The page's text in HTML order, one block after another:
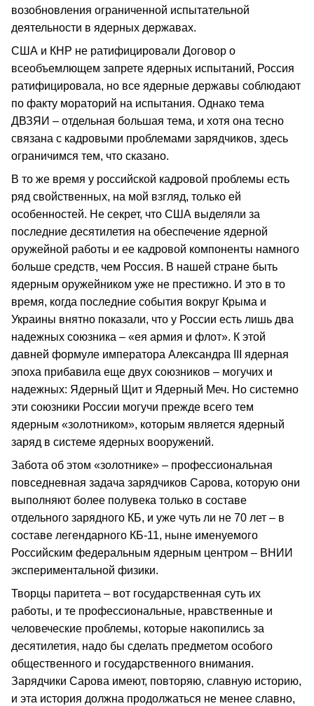
возобновления ограниченной испытательной
деятельности в ядерных державах.
США и КНР не ратифицировали Договор о
всеобъемлющем запрете ядерных испытаний, Россия
ратифицировала, но все ядерные державы соблюдают
по факту мораторий на испытания. Однако тема
ДВЗЯИ – отдельная большая тема, и хотя она тесно
связана с кадровыми проблемами зарядчиков, здесь
ограничимся тем, что сказано.
В то же время у российской кадровой проблемы есть
ряд свойственных, на мой взгляд, только ей
особенностей. Не секрет, что США выделяли за
последние десятилетия на обеспечение ядерной
оружейной работы и ее кадровой компоненты намного
больше средств, чем Россия. В нашей стране быть
ядерным оружейником уже не престижно. И это в то
время, когда последние события вокруг Крыма и
Украины внятно показали, что у России есть лишь два
надежных союзника – «ея армия и флот». К этой
давней формуле императора Александра III ядерная
эпоха прибавила еще двух союзников – могучих и
надежных: Ядерный Щит и Ядерный Меч. Но системно
эти союзники России могучи прежде всего тем
ядерным «золотником», которым является ядерный
заряд в системе ядерных вооружений.
Забота об этом «золотнике» – профессиональная
повседневная задача зарядчиков Сарова, которую они
выполняют более полувека только в составе
отдельного зарядного КБ, и уже чуть ли не 70 лет – в
составе легендарного КБ-11, ныне именуемого
Российским федеральным ядерным центром – ВНИИ
экспериментальной физики.
Творцы паритета – вот государственная суть их
работы, и те профессиональные, нравственные и
человеческие проблемы, которые накопились за
десятилетия, надо бы сделать предметом особого
общественного и государственного внимания.
Зарядчики Сарова имеют, повторяю, славную историю,
и эта история должна продолжаться не менее славно,